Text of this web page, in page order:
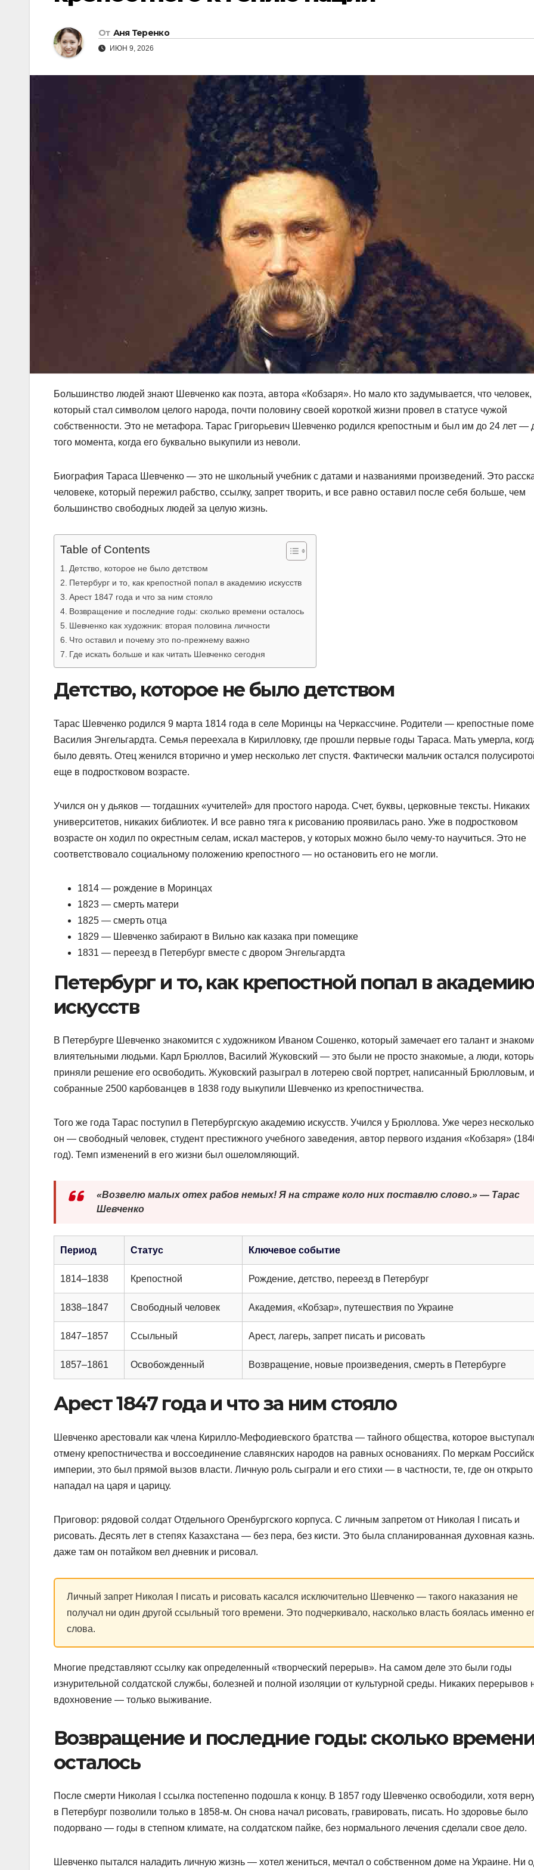
От Аня Теренко
ИЮН 9, 2026
Большинство людей знают Шевченко как поэта, автора «Кобзаря». Но мало кто задумывается, что человек,
который стал символом целого народа, почти половину своей короткой жизни провел в статусе чужой
собственности. Это не метафора. Тарас Григорьевич Шевченко родился крепостным и был им до 24 лет —
того момента, когда его буквально выкупили из неволи.
Биография Тараса Шевченко — это не школьный учебник с датами и названиями произведений. Это
человеке, который пережил рабство, ссылку, запрет творить, и все равно оставил после себя больше, чем
большинство свободных людей за целую жизнь.
Table of Contents
Детство, которое не было детством
Петербург и то, как крепостной попал в академию искусств
Арест 1847 года и что за ним стояло
Возвращение и последние годы: сколько времени осталось
Шевченко как художник: вторая половина личности
Что оставил и почему это по-прежнему важно
Где искать больше и как читать Шевченко сегодня
Детство, которое не было детством
Тарас Шевченко родился 9 марта 1814 года в селе Моринцы на Черкассчине. Родители — крепостные
Василия Энгельгардта. Семья переехала в Кирилловку, где прошли первые годы Тараса. Мать умерла,
было девять. Отец женился вторично и умер несколько лет спустя. Фактически мальчик остался
еще в подростковом возрасте.
Учился он у дьяков — тогдашних «учителей» для простого народа. Счет, буквы, церковные тексты. Никаких
университетов, никаких библиотек. И все равно тяга к рисованию проявилась рано. Уже в подростковом
возрасте он ходил по окрестным селам, искал мастеров, у которых можно было чему-то научиться. Это не
соответствовало социальному положению крепостного — но остановить его не могли.
1814 — рождение в Моринцах
1823 — смерть матери
1825 — смерть отца
1829 — Шевченко забирают в Вильно как казака при помещике
1831 — переезд в Петербург вместе с двором Энгельгардта
Петербург и то, как крепостной попал в академию
искусств
В Петербурге Шевченко знакомится с художником Иваном Сошенко, который замечает его талант и
влиятельными людьми. Карл Брюллов, Василий Жуковский — это были не просто знакомые, а люди,
приняли решение его освободить. Жуковский разыграл в лотерею свой портрет, написанный Брюлловым,
собранные 2500 карбованцев в 1838 году выкупили Шевченко из крепостничества.
Того же года Тарас поступил в Петербургскую академию искусств. Учился у Брюллова. Уже через
он — свободный человек, студент престижного учебного заведения, автор первого издания «Кобзаря»
год). Темп изменений в его жизни был ошеломляющий.
«Возвелю малых отех рабов немых! Я на страже коло них поставлю слово.» — Тарас
Шевченко
Период Статус Ключевое событие
1814–1838 Крепостной Рождение, детство, переезд в Петербург
1838–1847 Свободный человек Академия, «Кобзар», путешествия по Украине
1847–1857 Ссыльный Арест, лагерь, запрет писать и рисовать
1857–1861 Освобожденный Возвращение, новые произведения, смерть в Петербурге
Арест 1847 года и что за ним стояло
Шевченко арестовали как члена Кирилло-Мефодиевского братства — тайного общества, которое
отмену крепостничества и воссоединение славянских народов на равных основаниях. По меркам
империи, это был прямой вызов власти. Личную роль сыграли и его стихи — в частности, те, где он открыто
нападал на царя и царицу.
Приговор: рядовой солдат Отдельного Оренбургского корпуса. С личным запретом от Николая I писать и
рисовать. Десять лет в степях Казахстана — без пера, без кисти. Это была спланированная духовная
даже там он потайком вел дневник и рисовал.
Личный запрет Николая I писать и рисовать касался исключительно Шевченко — такого наказания не
получал ни один другой ссыльный того времени. Это подчеркивало, насколько власть боялась именно
слова.
Многие представляют ссылку как определенный «творческий перерыв». На самом деле это были годы
изнурительной солдатской службы, болезней и полной изоляции от культурной среды. Никаких перерывов
вдохновение — только выживание.
Возвращение и последние годы: сколько
осталось
После смерти Николая I ссылка постепенно подошла к концу. В 1857 году Шевченко освободили, хотя
в Петербург позволили только в 1858-м. Он снова начал рисовать, гравировать, писать. Но здоровье было
подорвано — годы в степном климате, на солдатском пайке, без нормального лечения сделали свое дело.
Шевченко пытался наладить личную жизнь — хотел жениться, мечтал о собственном доме на Украине. Ни